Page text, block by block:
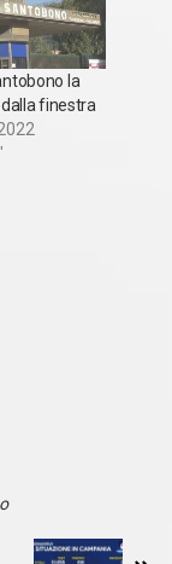
la
finestra